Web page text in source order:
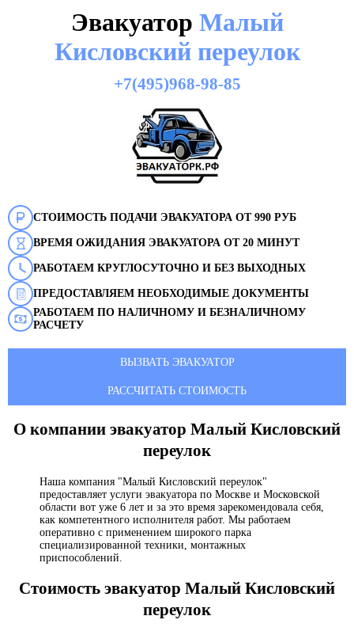
Эвакуатор Малый
Кисловский переулок
+7(495)968-98-85
СТОИМОСТЬ ПОДАЧИ ЭВАКУАТОРА ОТ 990 РУБ
ВРЕМЯ ОЖИДАНИЯ ЭВАКУАТОРА ОТ 20 МИНУТ
РАБОТАЕМ КРУГЛОСУТОЧНО И БЕЗ ВЫХОДНЫХ
ПРЕДОСТАВЛЯЕМ НЕОБХОДИМЫЕ ДОКУМЕНТЫ
РАБОТАЕМ ПО НАЛИЧНОМУ И БЕЗНАЛИЧНОМУ
РАСЧЕТУ
ВЫЗВАТЬ ЭВАКУАТОР
РАССЧИТАТЬ СТОИМОСТЬ
О компании эвакуатор Малый Кисловский
переулок
Наша компания "Малый Кисловский переулок"
предоставляет услуги эвакуатора по Москве и Московской
области вот уже 6 лет и за это время зарекомендовала себя,
как компетентного исполнителя работ. Мы работаем
оперативно с применением широкого парка
специализированной техники, монтажных
приспособлений.
Стоимость эвакуатор Малый Кисловский
переулок